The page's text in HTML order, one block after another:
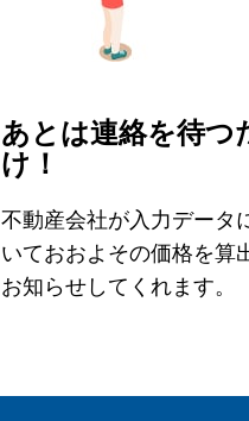
あとは連絡を待つ
け！
不動産会社が入力データ
いておおよその価格を算
お知らせしてくれます。